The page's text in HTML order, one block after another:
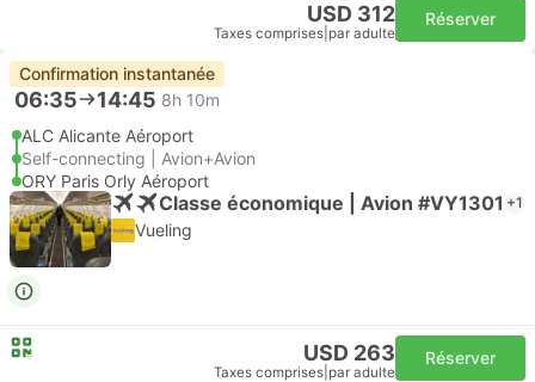
USD 312
Taxes comprises par adulte
Réserver
Confirmation instantanée
06:35 14:45 8h 10m
ALC Alicante Aéroport
Self-connecting | Avion+Avion
ORY Paris Orly Aéroport
Classe économique | Avion #VY1301 +1
Vueling
USD 263
Taxes comprises par adulte
Réserver